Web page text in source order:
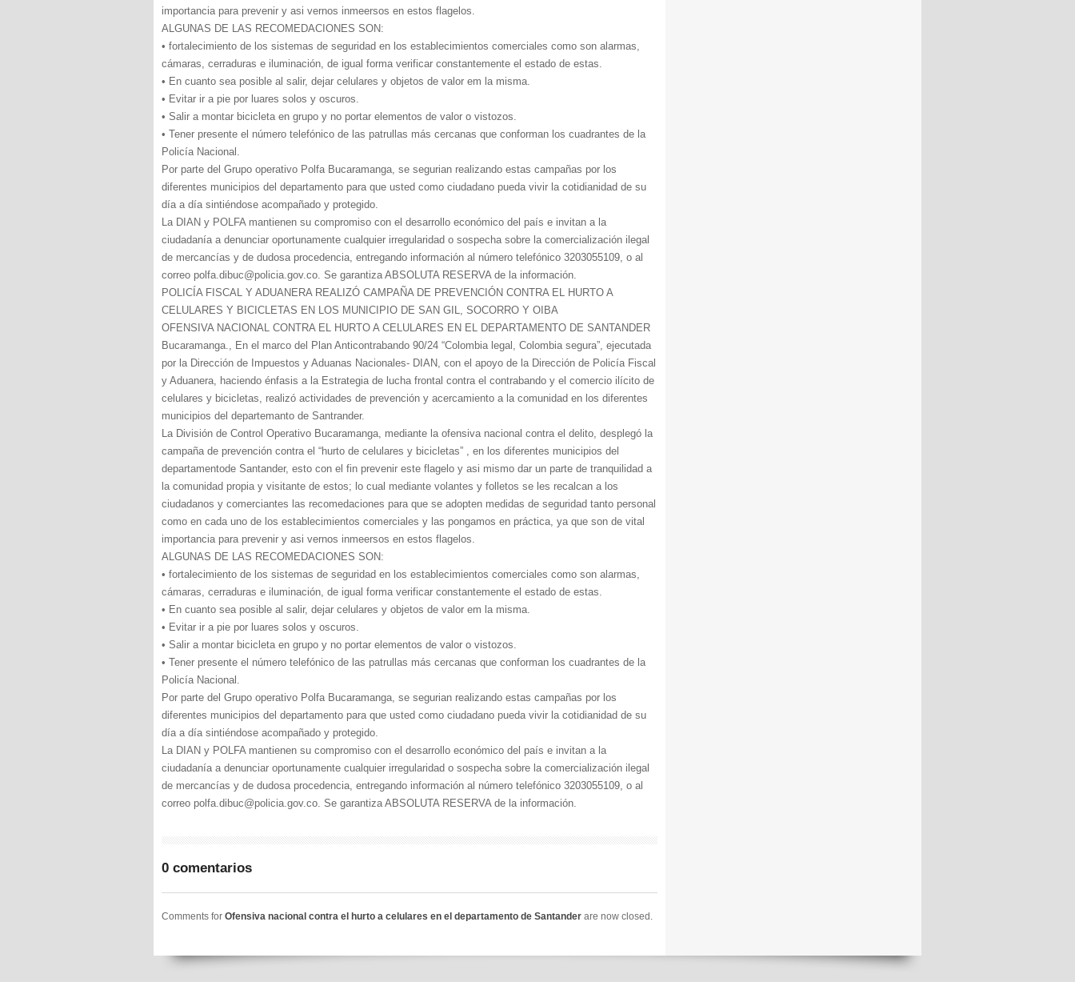
importancia para prevenir y asi vernos inmeersos en estos flagelos.
ALGUNAS DE LAS RECOMEDACIONES SON:
• fortalecimiento de los sistemas de seguridad en los establecimientos comerciales como son alarmas,
cámaras, cerraduras e iluminación, de igual forma verificar constantemente el estado de estas.
• En cuanto sea posible al salir, dejar celulares y objetos de valor em la misma.
• Evitar ir a pie por luares solos y oscuros.
• Salir a montar bicicleta en grupo y no portar elementos de valor o vistozos.
• Tener presente el número telefónico de las patrullas más cercanas que conforman los cuadrantes de la
Policía Nacional.
Por parte del Grupo operativo Polfa Bucaramanga, se segurian realizando estas campañas por los
diferentes municipios del departamento para que usted como ciudadano pueda vivir la cotidianidad de su
día a día sintiéndose acompañado y protegido.
La DIAN y POLFA mantienen su compromiso con el desarrollo económico del país e invitan a la
ciudadanía a denunciar oportunamente cualquier irregularidad o sospecha sobre la comercialización ilegal
de mercancías y de dudosa procedencia, entregando información al número telefónico 3203055109, o al
correo polfa.dibuc@policia.gov.co. Se garantiza ABSOLUTA RESERVA de la información.
POLICÍA FISCAL Y ADUANERA REALIZÓ CAMPAÑA DE PREVENCIÓN CONTRA EL HURTO A
CELULARES Y BICICLETAS EN LOS MUNICIPIO DE SAN GIL, SOCORRO Y OIBA
OFENSIVA NACIONAL CONTRA EL HURTO A CELULARES EN EL DEPARTAMENTO DE SANTANDER
Bucaramanga., En el marco del Plan Anticontrabando 90/24 “Colombia legal, Colombia segura”, ejecutada
por la Dirección de Impuestos y Aduanas Nacionales- DIAN, con el apoyo de la Dirección de Policía Fiscal
y Aduanera, haciendo énfasis a la Estrategia de lucha frontal contra el contrabando y el comercio ilícito de
celulares y bicicletas, realizó actividades de prevención y acercamiento a la comunidad en los diferentes
municipios del departemanto de Santrander.
La División de Control Operativo Bucaramanga, mediante la ofensiva nacional contra el delito, desplegó la
campaña de prevención contra el “hurto de celulares y bicicletas” , en los diferentes municipios del
departamentode Santander, esto con el fin prevenir este flagelo y asi mismo dar un parte de tranquilidad a
la comunidad propia y visitante de estos; lo cual mediante volantes y folletos se les recalcan a los
ciudadanos y comerciantes las recomedaciones para que se adopten medidas de seguridad tanto personal
como en cada uno de los establecimientos comerciales y las pongamos en práctica, ya que son de vital
importancia para prevenir y asi vernos inmeersos en estos flagelos.
ALGUNAS DE LAS RECOMEDACIONES SON:
• fortalecimiento de los sistemas de seguridad en los establecimientos comerciales como son alarmas,
cámaras, cerraduras e iluminación, de igual forma verificar constantemente el estado de estas.
• En cuanto sea posible al salir, dejar celulares y objetos de valor em la misma.
• Evitar ir a pie por luares solos y oscuros.
• Salir a montar bicicleta en grupo y no portar elementos de valor o vistozos.
• Tener presente el número telefónico de las patrullas más cercanas que conforman los cuadrantes de la
Policía Nacional.
Por parte del Grupo operativo Polfa Bucaramanga, se segurian realizando estas campañas por los
diferentes municipios del departamento para que usted como ciudadano pueda vivir la cotidianidad de su
día a día sintiéndose acompañado y protegido.
La DIAN y POLFA mantienen su compromiso con el desarrollo económico del país e invitan a la
ciudadanía a denunciar oportunamente cualquier irregularidad o sospecha sobre la comercialización ilegal
de mercancías y de dudosa procedencia, entregando información al número telefónico 3203055109, o al
correo polfa.dibuc@policia.gov.co. Se garantiza ABSOLUTA RESERVA de la información.
0 comentarios
Comments for Ofensiva nacional contra el hurto a celulares en el departamento de Santander are now closed.